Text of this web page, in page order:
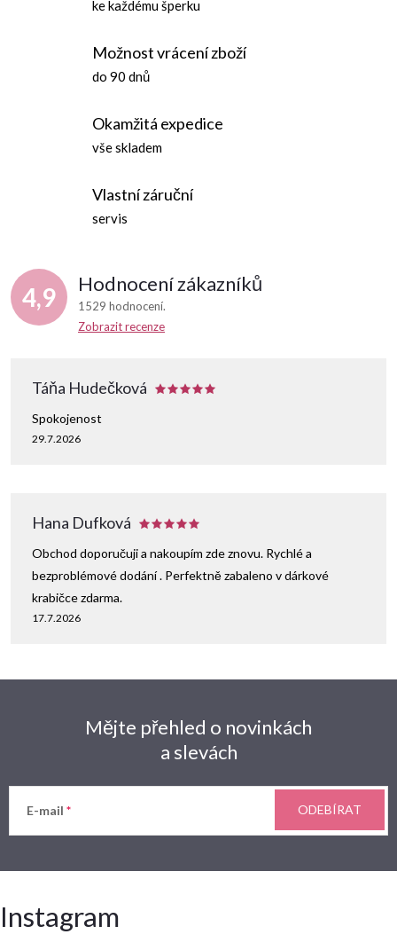
ke každému šperku
Možnost vrácení zboží
do 90 dnů
Okamžitá expedice
vše skladem
Vlastní záruční
servis
4,9 Hodnocení zákazníků
1529 hodnocení
Zobrazit recenze
Táňa Hudečková
29.7.2026
Spokojenost
Hana Dufková
17.7.2026
Obchod doporučuji a nakoupím zde znovu. Rychlé a
bezproblémové dodání . Perfektně zabaleno v dárkové
krabičce zdarma.
Mějte přehled o novinkách
a slevách
E-mail ODEBÍRAT
Instagram